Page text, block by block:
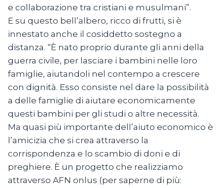
e collaborazione tra cristiani e musulmani”.
E su questo bell’albero, ricco di frutti, si è
innestato anche il cosiddetto sostegno a
distanza. “È nato proprio durante gli anni della
guerra civile, per lasciare i bambini nelle loro
famiglie, aiutandoli nel contempo a crescere
con dignità. Esso consiste nel dare la possibilità
a delle famiglie di aiutare economicamente
questi bambini per gli studi o altre necessità.
Ma quasi più importante dell’aiuto economico è
l’amicizia che si crea attraverso la
corrispondenza e lo scambio di doni e di
preghiere. È un progetto che realizziamo
attraverso AFN onlus (per saperne di più: